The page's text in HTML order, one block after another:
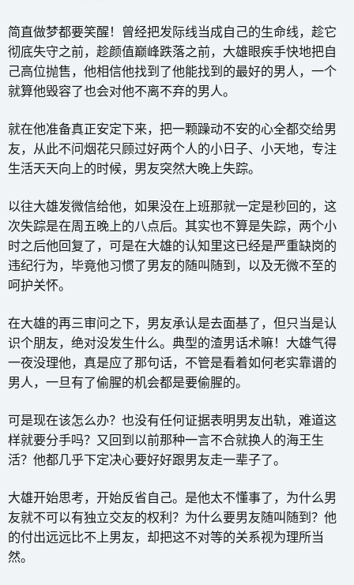
简直做梦都要笑醒！曾经把发际线当成自己的生命线，趁它
彻底失守之前，趁颜值巅峰跌落之前，大雄眼疾手快地把自
己高位抛售，他相信他找到了他能找到的最好的男人，一个
就算他毁容了也会对他不离不弃的男人。
就在他准备真正安定下来，把一颗躁动不安的心全都交给男
友，从此不问烟花只顾过好两个人的小日子、小天地，专注
生活天天向上的时候，男友突然大晚上失踪。
以往大雄发微信给他，如果没在上班那就一定是秒回的，这
次失踪是在周五晚上的八点后。其实也不算是失踪，两个小
时之后他回复了，可是在大雄的认知里这已经是严重缺岗的
违纪行为，毕竟他习惯了男友的随叫随到，以及无微不至的
呵护关怀。
在大雄的再三审问之下，男友承认是去面基了，但只当是认
识个朋友，绝对没发生什么。典型的渣男话术嘛！大雄气得
一夜没理他，真是应了那句话，不管是看着如何老实靠谱的
男人，一旦有了偷腥的机会都是要偷腥的。
可是现在该怎么办？也没有任何证据表明男友出轨，难道这
样就要分手吗？又回到以前那种一言不合就换人的海王生
活？他都几乎下定决心要好好跟男友走一辈子了。
大雄开始思考，开始反省自己。是他太不懂事了，为什么男
友就不可以有独立交友的权利？为什么要男友随叫随到？他
的付出远远比不上男友，却把这不对等的关系视为理所当
然。